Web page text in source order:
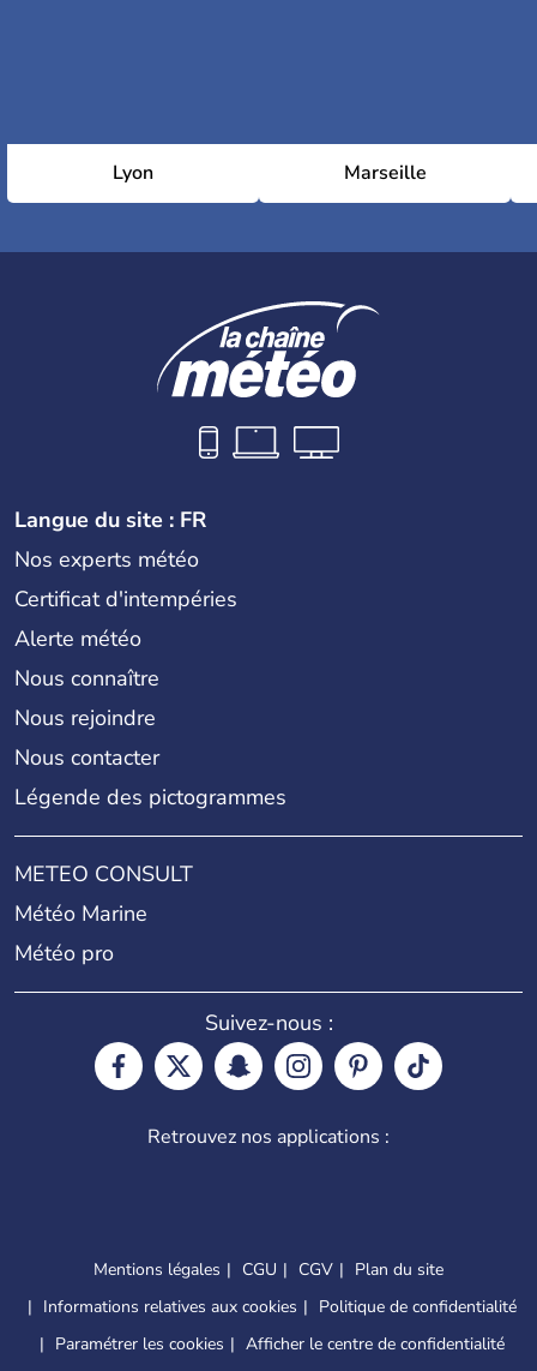
Lyon Marseille
Langue du site : FR
Nos experts météo
Certificat d'intempéries
Alerte météo
Nous connaître
Nous rejoindre
Nous contacter
Légende des pictogrammes
METEO CONSULT
Météo Marine
Météo pro
Suivez-nous :
Retrouvez nos applications :
Mentions légales CGU CGV
Plan du site
Informations relatives aux cookies
Politique de confidentialité
Paramétrer les cookies
Afficher le centre de confidentialité